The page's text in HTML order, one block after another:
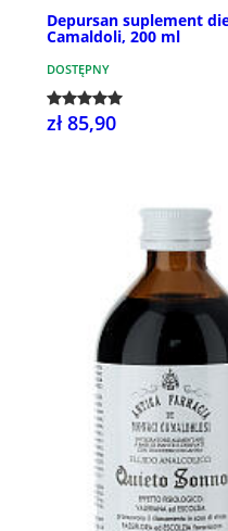
Depursan suplement
Camaldoli, 200 ml
DOSTĘPNY
zł 85,90